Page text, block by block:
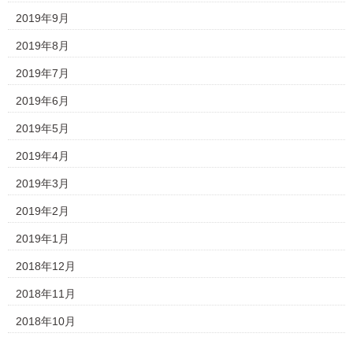
2019年9月
2019年8月
2019年7月
2019年6月
2019年5月
2019年4月
2019年3月
2019年2月
2019年1月
2018年12月
2018年11月
2018年10月